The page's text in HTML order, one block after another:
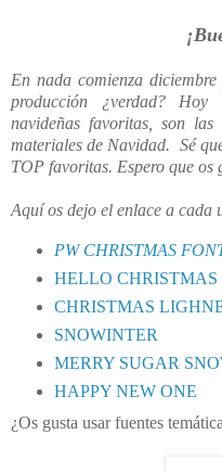
En nada comienza
producción ¿verdad? Hoy
navideñas favoritas, son
materiales de Navidad. Sé
TOP favoritas. Espero que os
Aquí os dejo el enlace a cada
PW CHRISTMAS
HELLO CHRISTMAS
CHRISTMAS
SNOWINTER
MERRY SUGAR
HAPPY NEW ONE
¿Os gusta usar fuentes